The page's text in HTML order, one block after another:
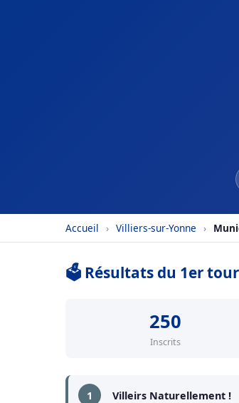
Accueil › Villiers-sur-Yonne ›
🗳️ Résultats du 1er
250
Inscrits
1 Villeirs Naturellement !